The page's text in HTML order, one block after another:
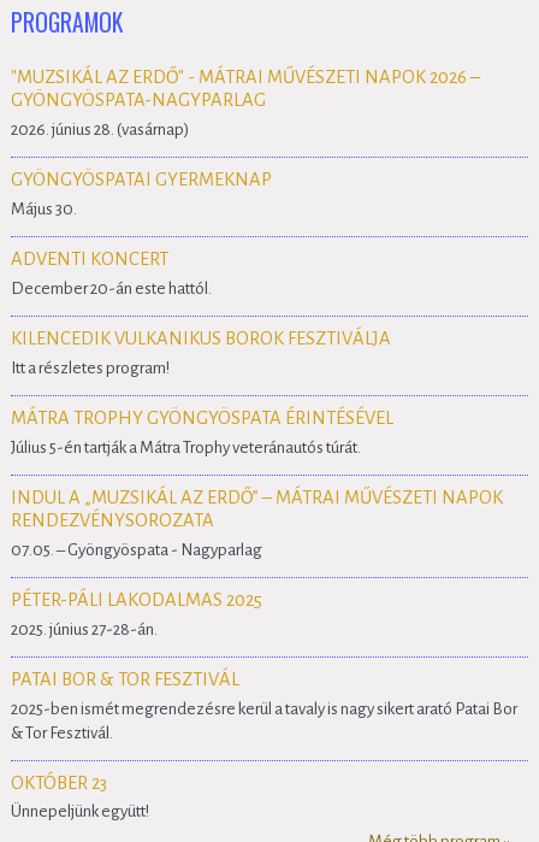
PROGRAMOK
"MUZSIKÁL AZ ERDŐ" - MÁTRAI MŰVÉSZETI NAPOK 2026 –
GYÖNGYÖSPATA-NAGYPARLAG
2026. június 28. (vasárnap)
GYÖNGYÖSPATAI GYERMEKNAP
Május 30.
ADVENTI KONCERT
December 20-án este hattól.
KILENCEDIK VULKANIKUS BOROK FESZTIVÁLJA
Itt a részletes program!
MÁTRA TROPHY GYÖNGYÖSPATA ÉRINTÉSÉVEL
Július 5-én tartják a Mátra Trophy veteránautós túrát.
INDUL A „MUZSIKÁL AZ ERDŐ” – MÁTRAI MŰVÉSZETI NAPOK
RENDEZVÉNYSOROZATA
07.05. – Gyöngyöspata - Nagyparlag
PÉTER-PÁLI LAKODALMAS 2025
2025. június 27-28-án.
PATAI BOR & TOR FESZTIVÁL
2025-ben ismét megrendezésre kerül a tavaly is nagy sikert arató Patai Bor
& Tor Fesztivál.
OKTÓBER 23
Ünnepeljünk együtt!